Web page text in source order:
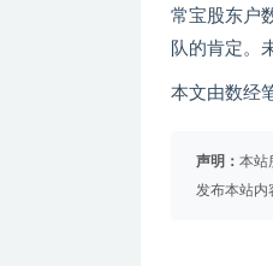
常宝股东户
队的肯定。
本文由数经
声明： 本站
发布本站内